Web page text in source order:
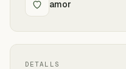
amor
DETALLS